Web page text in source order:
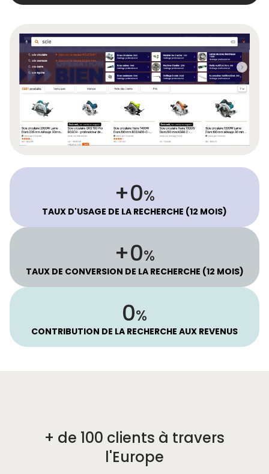
+32
%
TAUX D'USAGE DE LA RECHERCHE (12 MOIS)
+92
%
TAUX DE CONVERSION DE LA RECHERCHE (12 MOIS)
48
%
CONTRIBUTION DE LA RECHERCHE AUX REVENUS
+ de 100 clients à travers
l'Europe